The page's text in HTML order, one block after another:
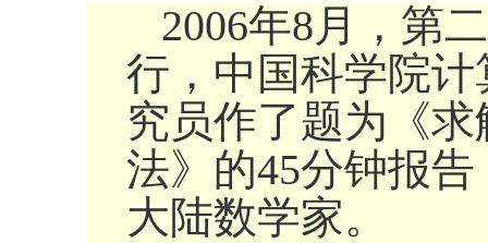
2006年8月，第
行，中国科学院
究员作了题为《
法》的45分钟报
大陆数学家。